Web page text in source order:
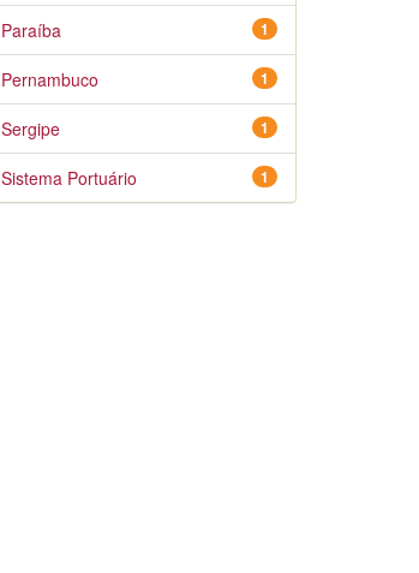
1
Paraíba
1
Pernambuco
1
Sergipe
1
Sistema Portuário